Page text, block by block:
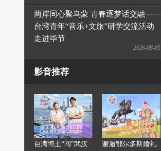
两岸同心聚乌蒙 青春逐梦话交融——
台湾青年“音乐+文旅”研学交流活动
走进毕节
2026-08-05
影音推荐
台湾博主“闯”武汉
邂逅鄂尔多斯婚礼